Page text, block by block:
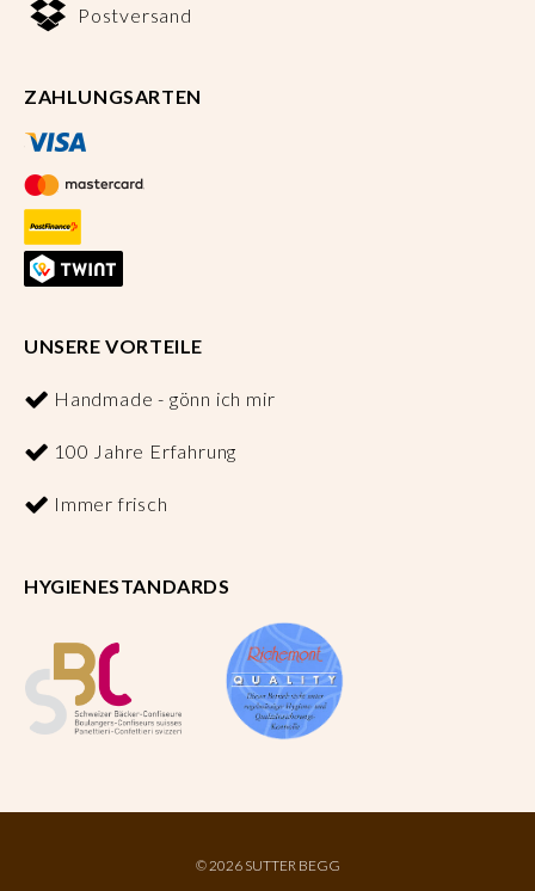
Postversand
ZAHLUNGSARTEN
UNSERE VORTEILE
Handmade - gönn ich mir
100 Jahre Erfahrung
Immer frisch
HYGIENESTANDARDS
©2026 SUTTER BEGG